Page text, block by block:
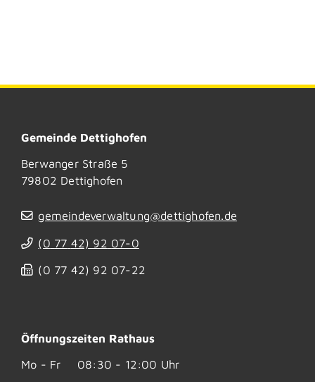
Gemeinde Dettighofen
Berwanger Straße 5
79802 Dettighofen
gemeindeverwaltung@dettighofen.de
(0 77 42) 92 07-0
(0 77 42) 92 07-22
Öffnungszeiten Rathaus
Mo - Fr
08:30 - 12:00 Uhr